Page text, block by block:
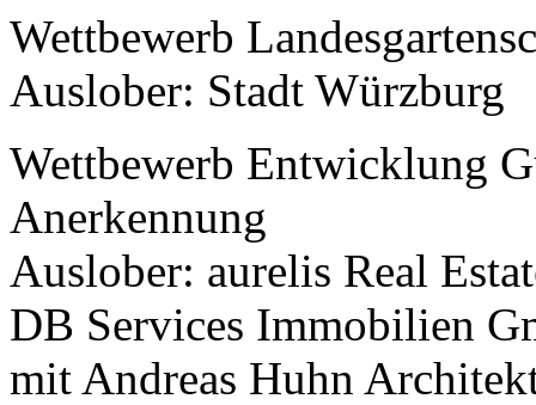
Wettbewerb
Auslober: Stadt Würzburg
Wettbewerb Entwicklung
Anerkennung
Auslober: aurelis Real
DB Services Immobilien
mit Andreas Huhn